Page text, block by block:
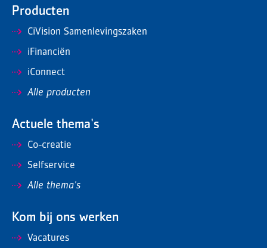
Producten
CiVision Samenlevingszaken
iFinanciën
iConnect
Alle producten
Actuele thema's
Co-creatie
Selfservice
Alle thema's
Kom bij ons werken
Vacatures